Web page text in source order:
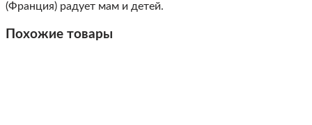
(Франция) радует мам и детей.
Похожие товары